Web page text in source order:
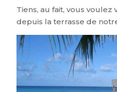
Tiens, au fait, vous voulez
depuis la terrasse de